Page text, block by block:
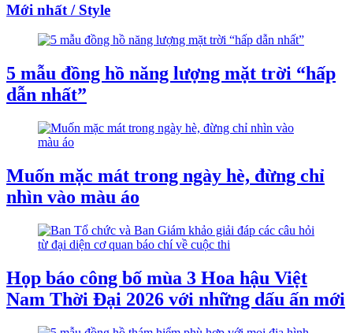
Mới nhất / Style
5 mẫu đồng hồ năng lượng mặt trời “hấp
dẫn nhất”
Muốn mặc mát trong ngày hè, đừng chỉ
nhìn vào màu áo
Họp báo công bố mùa 3 Hoa hậu Việt
Nam Thời Đại 2026 với những dấu ấn mới